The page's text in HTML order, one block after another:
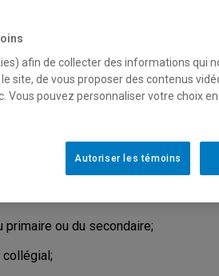
le code
au Québec
de l’Éducation, qui est un
primaire ou du secondaire;
afin de collecter des informations qui
site, de vous proposer des contenus
Vous pouvez personnaliser votre choix
Autoriser les témoins